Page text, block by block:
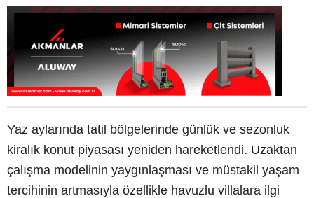
Yaz aylarında tatil bölgelerinde günlük ve sezonluk
kiralık konut piyasası yeniden hareketlendi. Uzaktan
çalışma modelinin yaygınlaşması ve müstakil yaşam
tercihinin artmasıyla özellikle havuzlu villalara ilgi